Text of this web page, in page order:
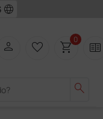
language
search
person favorite_border shopping_cart0 two_pager